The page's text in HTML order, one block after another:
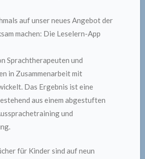
auf unser neues Angebot der
machen: Die Leselern-App
Sprachtherapeuten und
in Zusammenarbeit mit
Das Ergebnis ist eine
aus einem abgestuften
und
für Kinder sind auf neun